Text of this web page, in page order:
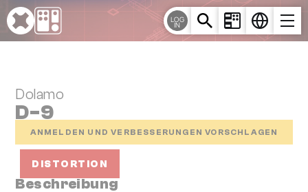
Cookie-Einstellungen
LOG
IN
Dolamo
D-9
ANMELDEN UND VERBESSERUNGEN VORSCHLAGEN
DISTORTION
Beschreibung